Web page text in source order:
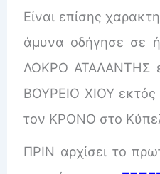
Είναι επίσης
άμυνα οδήγησε σε
ΛΟΚΡΟ ΑΤΑΛΑΝΤΗΣ
ΒΟΥΡΕΙΟ ΧΙΟΥ
τον ΚΡΟΝΟ στο
ΠΡΙΝ αρχίσει το